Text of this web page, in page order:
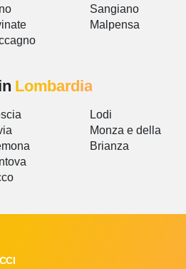
Sangiano
Malpensa
Lombardia
Lodi
Monza e della
Brianza